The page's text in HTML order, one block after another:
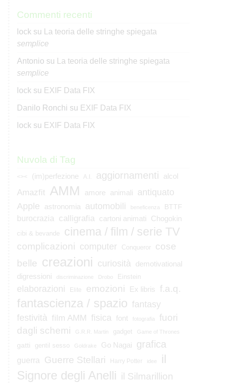
Commenti recenti
lock su
La teoria delle stringhe spiegata
semplice
Antonio su
La teoria delle stringhe spiegata
semplice
lock su EXIF Data FIX
Danilo Ronchi su EXIF Data FIX
lock su EXIF Data FIX
Nuvola di Tag
<>< (im)perfezione A.I. aggiornamenti alcol
Amazfit AMM amore animali antiquato
Apple astronomia automobili beneficenza BTTF
burocrazia calligrafia cartoni animati Chogokin
cibi & bevande cinema / film / serie TV
complicazioni computer Conqueror
cose
belle creazioni curiosità
demotivational
digressioni
discriminazione Drobo Einstein
elaborazioni Elite emozioni Ex libris f.a.q.
fantascienza / spazio fantasy
festività film AMM fisica font fotografia
fuori
dagli schemi
G.R.R. Martin gadget Game of Thrones
gatti gentil sesso Goldrake Go Nagai grafica
guerra Guerre Stellari Harry Potter idee
il
Signore degli Anelli
il Silmarillion